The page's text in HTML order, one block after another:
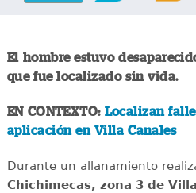
El hombre estuvo
que fue localizado sin vida.
EN CONTEXTO:Localizan
aplicación en Villa Canales
Durante un allanamiento
Chichimecas, zona 3 de